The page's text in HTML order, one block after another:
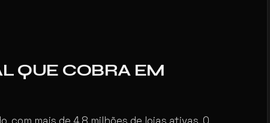
QUE COBRA EM